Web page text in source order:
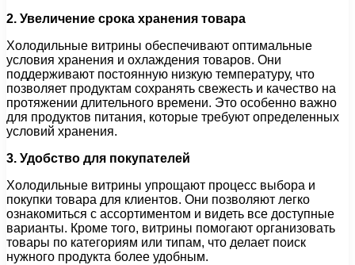
2. Увеличение срока хранения товара
Холодильные витрины обеспечивают оптимальные
условия хранения и охлаждения товаров. Они
поддерживают постоянную низкую температуру, что
позволяет продуктам сохранять свежесть и качество на
протяжении длительного времени. Это особенно важно
для продуктов питания, которые требуют определенных
условий хранения.
3. Удобство для покупателей
Холодильные витрины упрощают процесс выбора и
покупки товара для клиентов. Они позволяют легко
ознакомиться с ассортиментом и видеть все доступные
варианты. Кроме того, витрины помогают организовать
товары по категориям или типам, что делает поиск
нужного продукта более удобным.